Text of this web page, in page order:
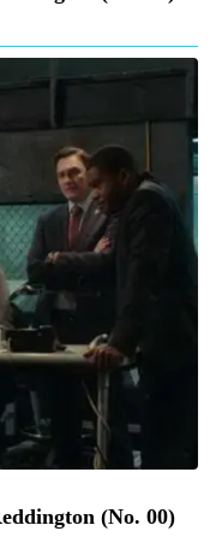
(No. 00)